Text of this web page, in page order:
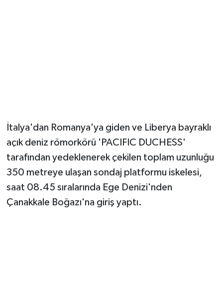
İtalya'dan Romanya'ya giden ve Liberya bayraklı
açık deniz römorkörü 'PACIFIC DUCHESS'
tarafından yedeklenerek çekilen toplam uzunluğu
350 metreye ulaşan sondaj platformu iskelesi,
saat 08.45 sıralarında Ege Denizi'nden
Çanakkale Boğazı'na giriş yaptı.
Seri İlan
Siyaset
Sokak Hayvanlarını Sahiplendirme
Sonsöz Özel